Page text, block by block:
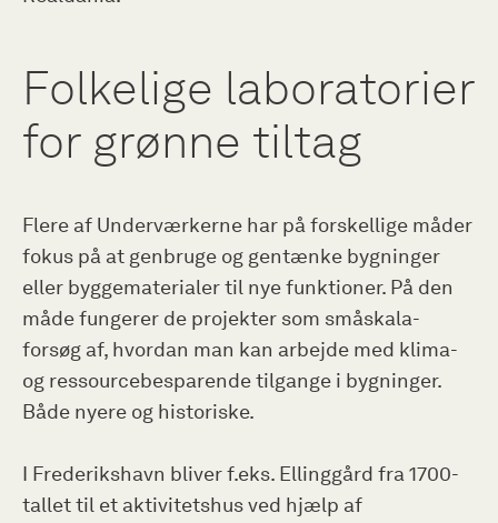
Folkelige laboratorier
for grønne tiltag
Flere af Underværkerne har på forskellige måder
fokus på at genbruge og gentænke bygninger
eller byggematerialer til nye funktioner. På den
måde fungerer de projekter som småskala-
forsøg af, hvordan man kan arbejde med klima-
og ressourcebesparende tilgange i bygninger.
Både nyere og historiske.
I Frederikshavn bliver f.eks. Ellinggård fra 1700-
tallet til et aktivitetshus ved hjælp af